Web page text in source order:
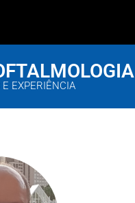
EXPERIÊNCIA